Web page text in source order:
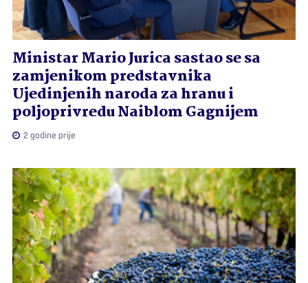
Ministar Mario Jurica sastao se sa
zamjenikom predstavnika
Ujedinjenih naroda za hranu i
poljoprivredu Naiblom Gagnijem
2 godine prije